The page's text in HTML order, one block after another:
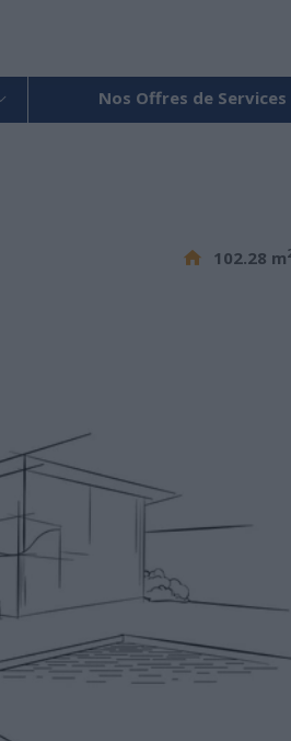
Nos Offres de Services
102.28 m